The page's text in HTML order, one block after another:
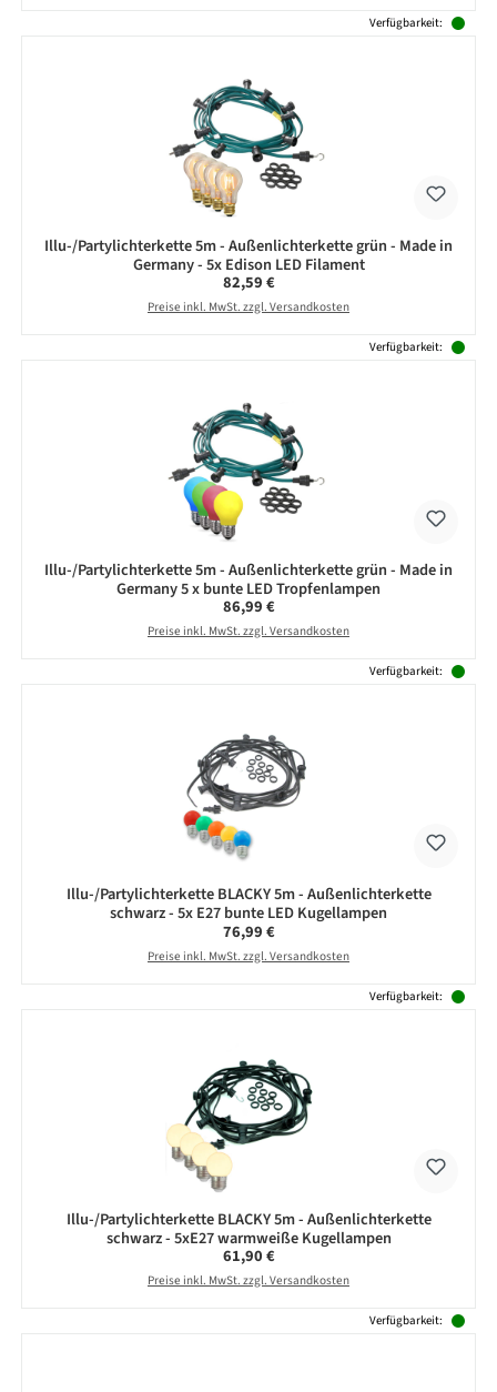
Verfügbarkeit:
Illu-/Partylichterkette 5m - Außenlichterkette grün - Made in
Germany - 5x Edison LED Filament
Regulärer Preis:
82,59 €
Preise inkl. MwSt. zzgl. Versandkosten
Verfügbarkeit:
Illu-/Partylichterkette 5m - Außenlichterkette grün - Made in
Germany 5 x bunte LED Tropfenlampen
Regulärer Preis:
86,99 €
Preise inkl. MwSt. zzgl. Versandkosten
Verfügbarkeit:
Illu-/Partylichterkette BLACKY 5m - Außenlichterkette
schwarz - 5x E27 bunte LED Kugellampen
Regulärer Preis:
76,99 €
Preise inkl. MwSt. zzgl. Versandkosten
Verfügbarkeit:
Illu-/Partylichterkette BLACKY 5m - Außenlichterkette
schwarz - 5xE27 warmweiße Kugellampen
Regulärer Preis:
61,90 €
Preise inkl. MwSt. zzgl. Versandkosten
Verfügbarkeit: